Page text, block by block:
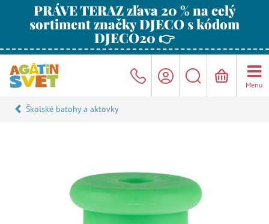
PRÁVE TERAZ zľava 20 % na celý
sortiment značky DJECO s kódom
DJECO20 👉
Menu
Školské batohy a aktovky